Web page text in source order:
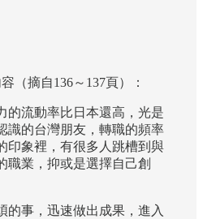
（摘自136～137頁）：
的流動率比日本還高，光是
識的台灣朋友，轉職的頻率
印象裡，有很多人跳槽到與
職業，抑或是選擇自己創
的事，迅速做出成果，進入